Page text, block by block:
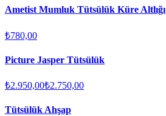
Ametist Mumluk Tütsülük Küre Altlığı
₺780,00
Picture Jasper Tütsülük
₺2.950,00₺2.750,00
Tütsülük Ahşap